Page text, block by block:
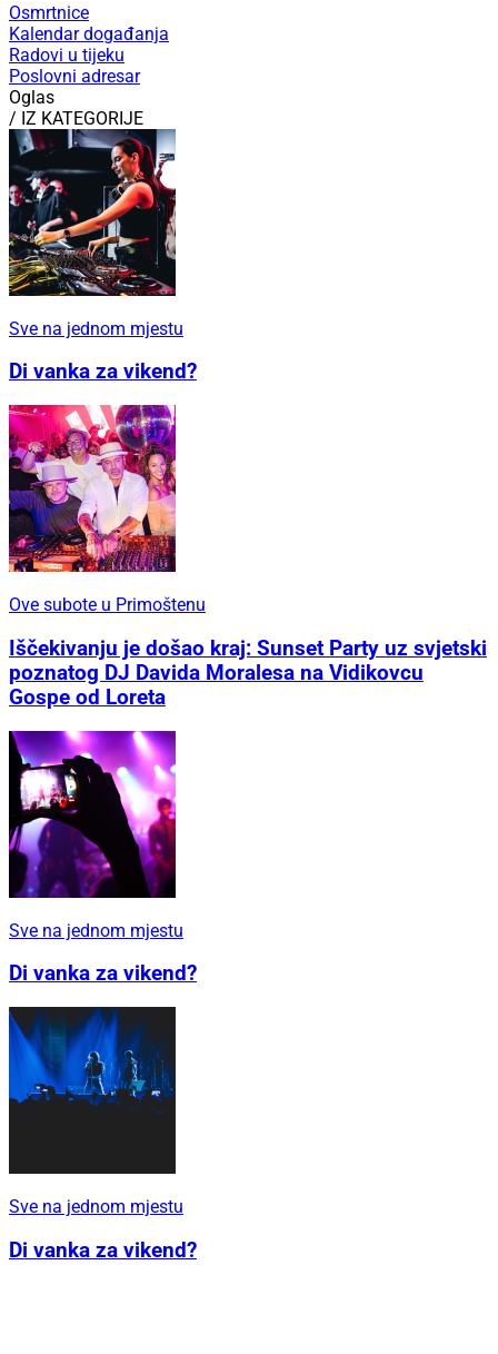
Osmrtnice
Kalendar događanja
Radovi u tijeku
Poslovni adresar
Oglas
/ IZ KATEGORIJE
Sve na jednom mjestu
Di vanka za vikend?
Ove subote u Primoštenu
Iščekivanju je došao kraj: Sunset Party uz svjetski
poznatog DJ Davida Moralesa na Vidikovcu
Gospe od Loreta
Sve na jednom mjestu
Di vanka za vikend?
Sve na jednom mjestu
Di vanka za vikend?